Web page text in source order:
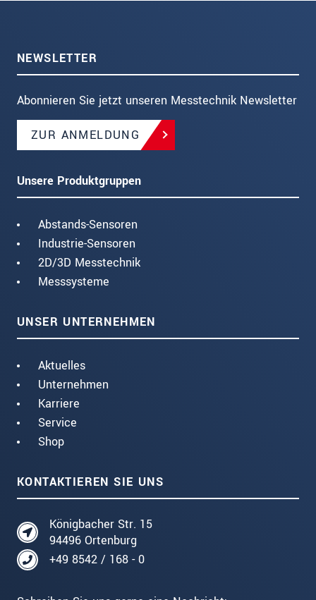
NEWSLETTER
Abonnieren Sie jetzt unseren Messtechnik Newsletter
ZUR ANMELDUNG
Unsere Produktgruppen
Abstands-Sensoren
Industrie-Sensoren
2D/3D Messtechnik
Messsysteme
UNSER UNTERNEHMEN
Aktuelles
Unternehmen
Karriere
Service
Shop
KONTAKTIEREN SIE UNS
Königbacher Str. 15
94496 Ortenburg
+49 8542 / 168 - 0